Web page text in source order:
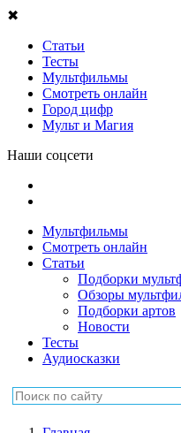
✖
Статьи
Тесты
Мультфильмы
Смотреть онлайн
Город цифр
Мульт и Магия
Наши соцсети
Мультфильмы
Смотреть онлайн
Статьи
Подборки
Обзоры
Подборки артов
Новости
Тесты
Аудиосказки